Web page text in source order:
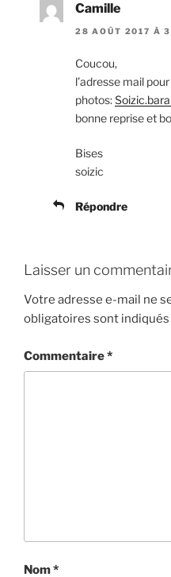
Camille
28 AOÛT 2017 À
Coucou,
l’adresse mail
photos:
bonne reprise et
Bises
soizic
Répondre
Laisser un
Votre adresse e-mail ne
obligatoires sont indiqués
Commentaire*
Nom*